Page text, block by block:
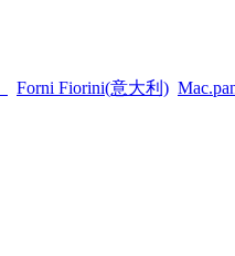
Forni Fiorini(意大利)